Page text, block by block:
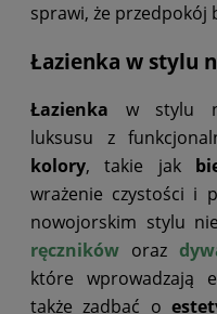
sprawi, że przedpokój
Łazienka w stylu
Łazienka w stylu
luksusu z
kolory, takie jak
wrażenie czystości i
nowojorskim stylu
ręczników oraz
które wprowadzają
także zadbać o